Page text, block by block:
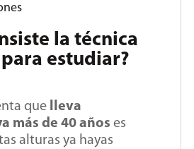
la técnica
estudiar?
que lleva
más de 40 años es
alturas ya hayas